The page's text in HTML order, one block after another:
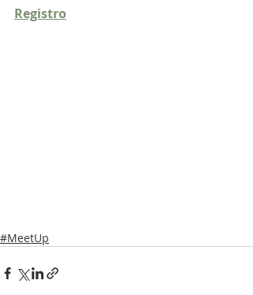
Registro
#MeetUp